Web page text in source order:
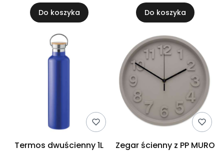
Do koszyka Do koszyka
Termos dwuścienny 1L
Zegar ścienny z PP MURO